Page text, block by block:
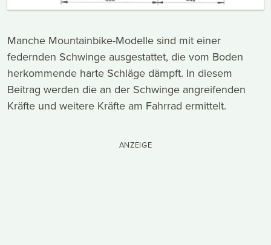
Manche Mountainbike-Modelle sind mit einer
federnden Schwinge ausgestattet, die vom Boden
herkommende harte Schläge dämpft. In diesem
Beitrag werden die an der Schwinge angreifenden
Kräfte und weitere Kräfte am Fahrrad ermittelt.
ANZEIGE